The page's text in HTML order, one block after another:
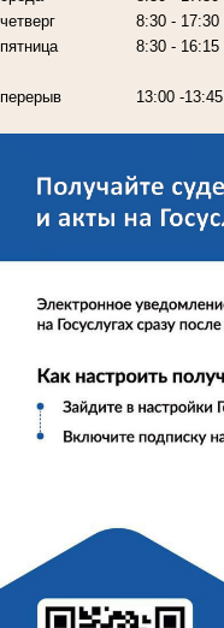
четверг
пятница
перерыв
8:30 - 17:30
8:30 - 16:15
13:00 -13:45